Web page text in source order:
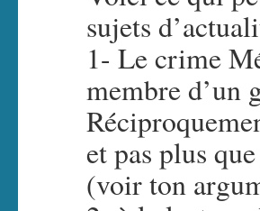
sujets
1- Le crime
membre d’un
et pas plus
(voir ton